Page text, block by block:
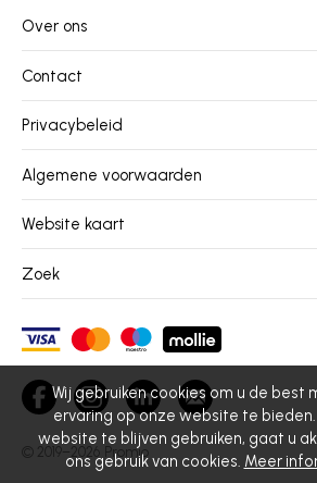
Over ons
Contact
Privacybeleid
Algemene voorwaarden
Website kaart
Zoek
© 2019–2026 Promio
Wij gebruiken cookies om u de best
ervaring op onze website te
website te blijven gebruiken, gaat u
ons gebruik van cookies. Meer